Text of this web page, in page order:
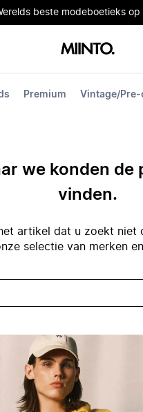
beste modeboetieks op
Premium Vintage/Pre-
we konden
vinden.
artikel dat u zoekt niet
selectie van merken